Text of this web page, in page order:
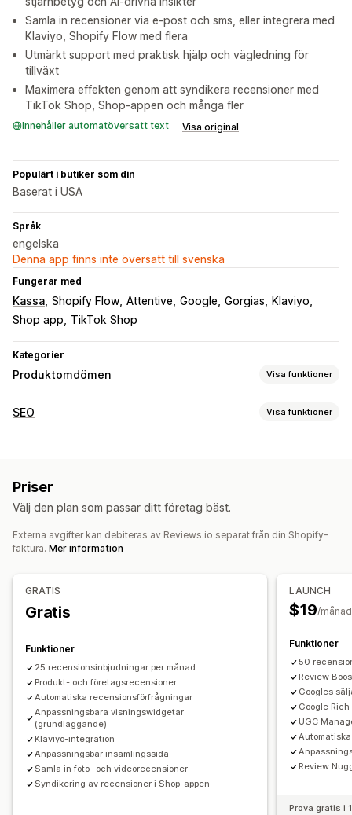
Samla in recensioner via e-post och sms, eller integrera med
Klaviyo, Shopify Flow med flera
Utmärkt support med praktisk hjälp och vägledning för
tillväxt
Maximera effekten genom att syndikera recensioner med
TikTok Shop, Shop-appen och många fler
Innehåller automatöversatt text Visa original
Populärt i butiker som din
Baserat i USA
Språk
engelska
Denna app finns inte översatt till svenska
Fungerar med
Kassa Shopify Flow Attentive Google Gorgias
Klaviyo
Shop app
TikTok Shop
Kategorier
Produktomdömen Visa funktioner
Visningsalternativ
En sida med alla recensioner
Höjdpunkter från recensioner
Sammanfattningar av recensioner
Frågor och svar
Produktgrupper Filtrering
Förfrågningar via e-post
Popup-fönster
Import och export
Migrering av recensioner
Syndikering av recensioner Automatiseringar
Anpassade förfrågningar
SEO Visa funktioner
Metataggar
Lokal SEO Mobilanpassning URL-optimering
Optimering av metadata
Insikter och tips
Konverteringsspårning
Priser
Välj den plan som passar ditt företag bäst.
Externa avgifter kan debiteras av Reviews.io separat från din Shopify-
faktura. Mer information
GRATIS
Gratis
Funktioner
25 recensionsinbjudningar per månad
Produkt- och företagsrecensioner
Automatiska recensionsförfrågningar
Anpassningsbara visningswidgetar
(grundläggande)
Klaviyo-integration
Anpassningsbar insamlingssida
Samla in foto- och videorecensioner
Syndikering av recensioner i Shop-appen
LAUNCH
$19/månad
Funktioner
50
Review
Googles
Google
UGC
Review
Prova gratis i